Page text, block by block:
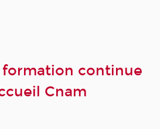
formation continue
Cnam